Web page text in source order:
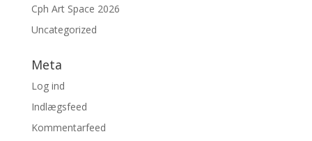
Cph Art Space 2026
Uncategorized
Meta
Log ind
Indlægsfeed
Kommentarfeed